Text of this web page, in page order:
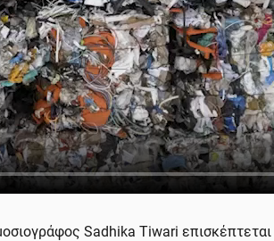
Sadhika Tiwari